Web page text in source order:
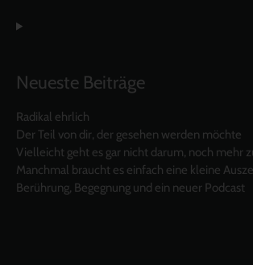
Neueste Beiträge
Radikal ehrlich
Der Teil von dir, der gesehen werden möchte
Vielleicht geht es gar nicht darum, noch mehr
Manchmal braucht es einfach eine kleine
Berührung, Begegnung und ein neuer Podcast